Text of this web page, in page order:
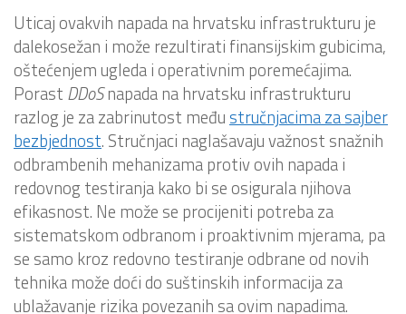
Uticaj ovakvih napada na hrvatsku infrastrukturu je
dalekosežan i može rezultirati finansijskim gubicima,
oštećenjem ugleda i operativnim poremećajima.
Porast DDoSnapada na hrvatsku infrastrukturu
razlog je za zabrinutost među stručnjacima za sajber
bezbjednost. Stručnjaci naglašavaju važnost snažnih
odbrambenih mehanizama protiv ovih napada i
redovnog testiranja kako bi se osigurala njihova
efikasnost. Ne može se procijeniti potreba za
sistematskom odbranom i proaktivnim mjerama, pa
se samo kroz redovno testiranje odbrane od novih
tehnika može doći do suštinskih informacija za
ublažavanje rizika povezanih sa ovim napadima.